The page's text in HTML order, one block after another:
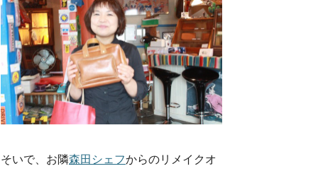
そいで、お隣森田シェフからのリメイクオ